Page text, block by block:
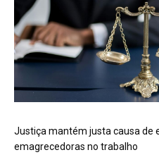
Justiça mantém justa causa de
emagrecedoras no trabalho